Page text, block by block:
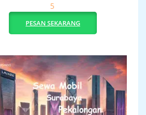
5
PESAN SEKARANG